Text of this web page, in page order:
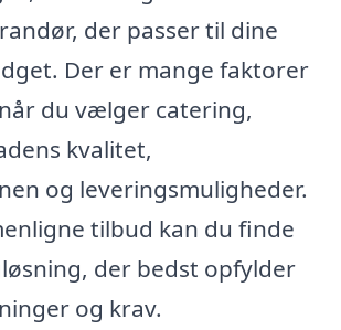
der passer til dine
Der er mange faktorer
du vælger catering,
kvalitet,
og leveringsmuligheder.
tilbud kan du finde
der bedst opfylder
og krav.